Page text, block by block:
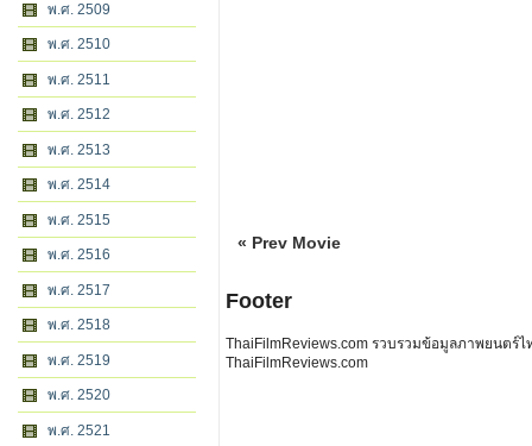
พ.ศ. 2509
พ.ศ. 2510
พ.ศ. 2511
พ.ศ. 2512
พ.ศ. 2513
พ.ศ. 2514
พ.ศ. 2515
พ.ศ. 2516
พ.ศ. 2517
พ.ศ. 2518
พ.ศ. 2519
พ.ศ. 2520
พ.ศ. 2521
« Prev Movie
Footer
ThaiFilmReviews.com รวบรวมข้อมูลภาพยนตร์
ThaiFilmReviews.com